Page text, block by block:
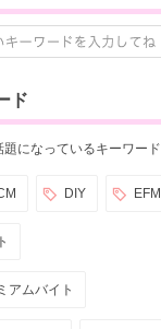
ド
になっているキーワード
DIY EFM
アムバイト